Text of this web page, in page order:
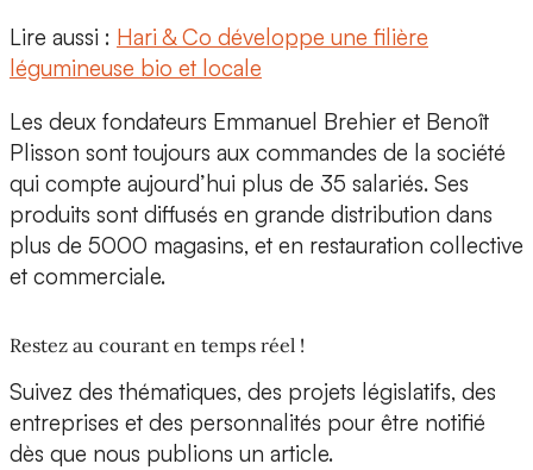
Lire aussi : Hari & Co développe une filière
légumineuse bio et locale
Les deux fondateurs Emmanuel Brehier et Benoît
Plisson sont toujours aux commandes de la société
qui compte aujourd’hui plus de 35 salariés. Ses
produits sont diffusés en grande distribution dans
plus de 5000 magasins, et en restauration collective
et commerciale.
Restez au courant en temps réel !
Suivez des thématiques, des projets législatifs, des
entreprises et des personnalités pour être notifié
dès que nous publions un article.